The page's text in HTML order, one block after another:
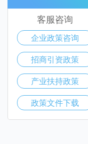
客服咨询
企业政策咨询
招商引资政策
产业扶持政策
政策文件下载